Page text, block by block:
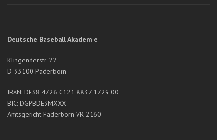
Deutsche Baseball Akademie
Klingenderstr. 22
D-33100 Paderborn
IBAN: DE38 4726 0121 8837 1729 00
BIC: DGPBDE3MXXX
Amtsgericht Paderborn VR 2160